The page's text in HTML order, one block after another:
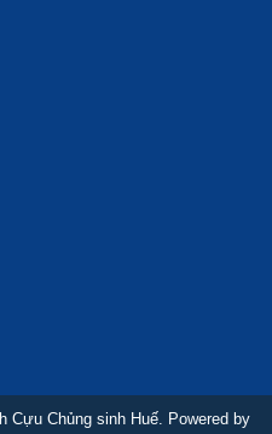
Cựu Chủng sinh Huế. Powered by